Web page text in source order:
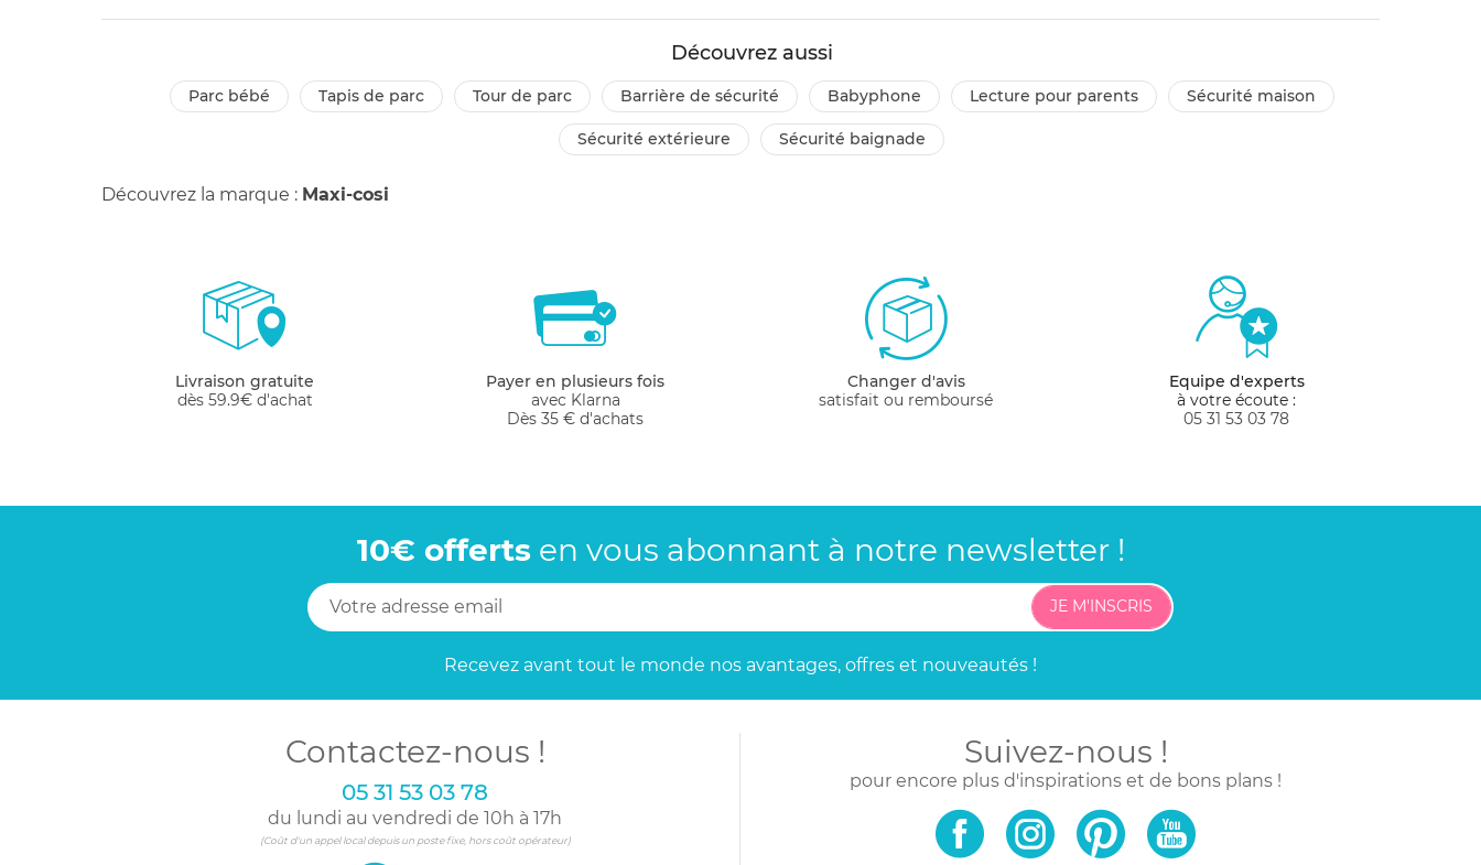
Découvrez aussi
parc bébé tapis de parc tour de parc barrière de sécurité babyphone lecture pour parents sécurité maison
sécurité extérieure sécurité baignade
Découvrez la marque : Maxi-cosi
Livraison gratuite
dès 59.9€ d'achat
Payer en plusieurs fois
avec Klarna
Dès 35 € d'achats
Changer d'avis
satisfait ou remboursé
Equipe d'experts
à votre écoute :
05 31 53 03 78
10€ offertsen vous abonnantà notre newsletter !
JE M'INSCRIS
Recevez avant tout le monde nos avantages, offres et nouveautés !
Contactez-nous !
05 31 53 03 78
du lundi au vendredi de 10h à 17h
(Coût d'un appel local depuis un poste fixe, hors coût opérateur)
Suivez-nous !
pour encore plus d'inspirations et de bons plans !